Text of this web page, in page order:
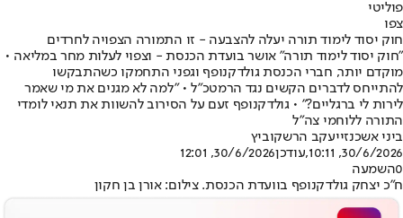
פוליטי
צפו
חוק יסוד לימוד תורה יעלה להצבעה - זו התמורה הצפויה לחרדים
"חוק יסוד לימוד תורה" אושר בועדת הכנסת - וצפוי לעלות מחר במליאה •
מוקדם יותר, חברי הכנסת גולדקנופף וגפני התחמקו כשהתבקשו
להתייחס לדברים הקשים נגד הרמטכ"ל • "למה לא מגנים את מי שאמר
לירות לי ברגליים?" • גולדקנופף זעם על הסירוב להשוות את תנאי לומדי
התורה ללוחמי צה"ל
ביני אשכנזייעקב הרשקוביץ
30/6/2026, 10:11
,עודכן30/6/2026, 12:01
0השמעה
ח"כ יצחק גולדקנופף בוועדת הכנסת. צילום: אורן בן חקון